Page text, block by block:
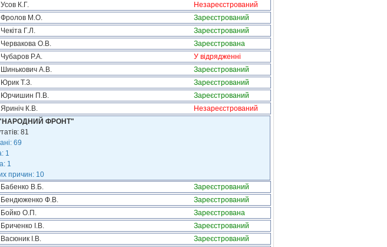
Усов К.Г.
Незареєстрований
Фролов М.О.
Зареєстрований
Чекіта Г.Л.
Зареєстрований
Червакова О.В.
Зареєстрована
Чубаров Р.А.
У відрядженні
Шинькович А.В.
Зареєстрований
Юрик Т.З.
Зареєстрований
Юрчишин П.В.
Зареєстрований
Яриніч К.В.
Незареєстрований
"НАРОДНИЙ ФРОНТ"
81
69
1
1
причин: 10
Бабенко В.Б.
Зареєстрований
Бендюженко Ф.В.
Зареєстрований
Бойко О.П.
Зареєстрована
Бриченко І.В.
Зареєстрований
Васюник І.В.
Зареєстрований